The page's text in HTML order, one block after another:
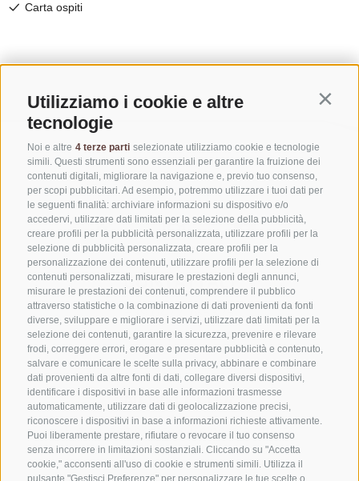
Utilizziamo i cookie e altre
tecnologie
Noi e altre 4 terze parti selezionate utilizziamo cookie e tecnologie
simili. Questi strumenti sono essenziali per garantire la fruizione dei
contenuti digitali, migliorare la navigazione e, previo tuo consenso,
per scopi pubblicitari. Ad esempio, potremmo utilizzare i tuoi dati per
le seguenti finalità: archiviare informazioni su dispositivo e/o
accedervi, utilizzare dati limitati per la selezione della pubblicità,
creare profili per la pubblicità personalizzata, utilizzare profili per la
selezione di pubblicità personalizzata, creare profili per la
personalizzazione dei contenuti, utilizzare profili per la selezione di
contenuti personalizzati, misurare le prestazioni degli annunci,
misurare le prestazioni dei contenuti, comprendere il pubblico
attraverso statistiche o la combinazione di dati provenienti da fonti
diverse, sviluppare e migliorare i servizi, utilizzare dati limitati per la
selezione dei contenuti, garantire la sicurezza, prevenire e rilevare
frodi, correggere errori, erogare e presentare pubblicità e contenuto,
salvare e comunicare le scelte sulla privacy, abbinare e combinare
dati provenienti da altre fonti di dati, collegare diversi dispositivi,
identificare i dispositivi in base alle informazioni trasmesse
automaticamente, utilizzare dati di geolocalizzazione precisi,
riconoscere i dispositivi in base a informazioni richieste attivamente.
Puoi liberamente prestare, rifiutare o revocare il tuo consenso
senza incorrere in limitazioni sostanziali. Cliccando su "Accetta
cookie," acconsenti all'uso di cookie e strumenti simili. Utilizza il
pulsante "Gestisci Preferenze" per personalizzare le tue scelte o
CONTATTACI
+39 0472 765325
info@vipiteno.com
NEWSLETTER
Rimani aggiornato sulle nostre offerte